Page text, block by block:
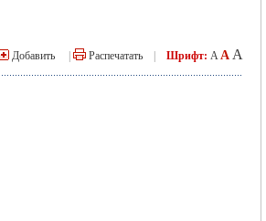
Добавить Распечатать Шрифт: A A A